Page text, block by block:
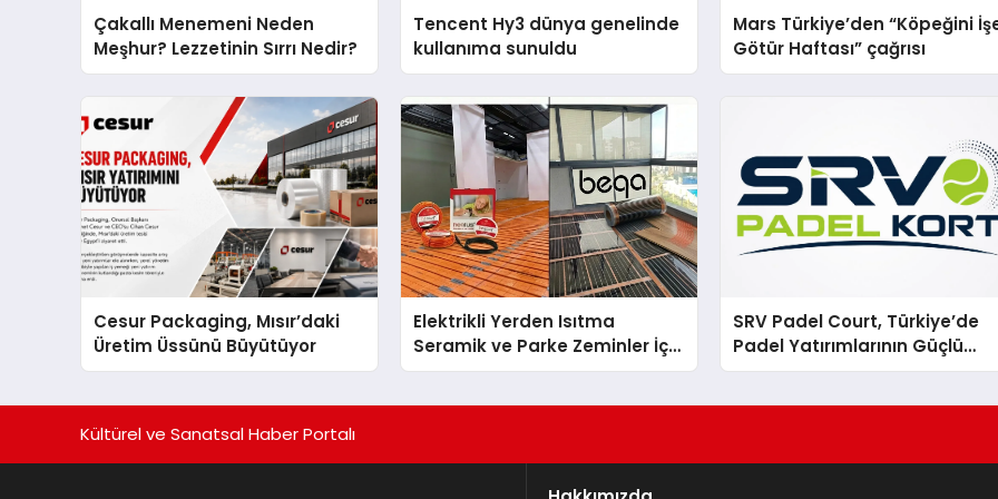
Çakallı Menemeni Neden
Meşhur? Lezzetinin Sırrı Nedir?
Tencent Hy3 dünya genelinde
kullanıma sunuldu
Mars Türkiye’den “Köpeğini
Götür Haftası” çağrısı
Cesur Packaging, Mısır’daki
Üretim Üssünü Büyütüyor
Elektrikli Yerden Isıtma
Seramik ve Parke Zeminler İçin
En Verimli Çözümler
SRV Padel Court, Türkiye’de
Padel Yatırımlarının Güçlü
Markası Olmayı Sürdürüyor
Kültürel ve Sanatsal Haber Portalı